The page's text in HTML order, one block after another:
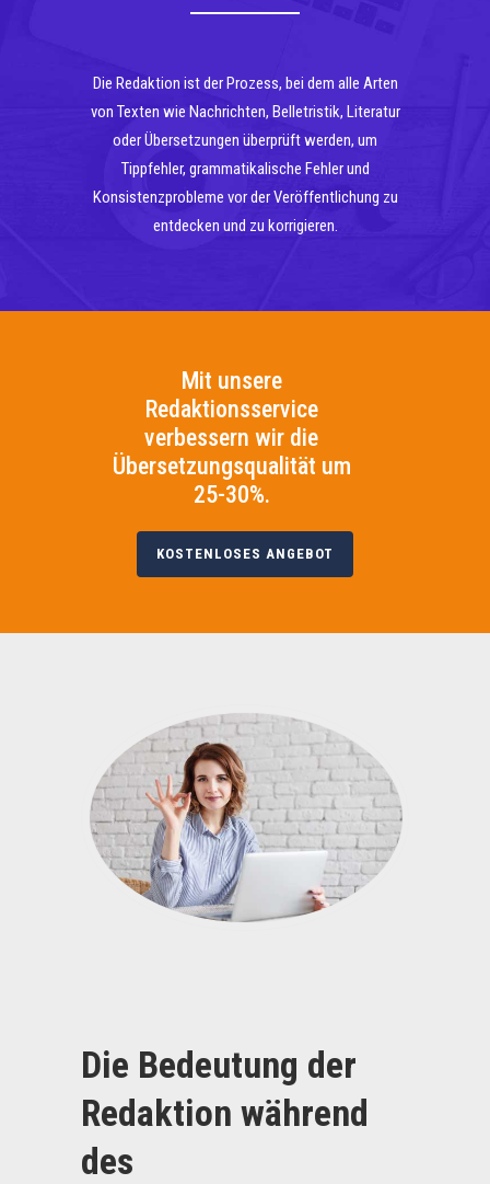
Die Redaktion ist der Prozess, bei dem alle Arten
von Texten wie Nachrichten, Belletristik, Literatur
oder Übersetzungen überprüft werden, um
Tippfehler, grammatikalische Fehler und
Konsistenzprobleme vor der Veröffentlichung zu
entdecken und zu korrigieren.
Mit unsere
Redaktionsservice
verbessern wir die
Übersetzungsqualität um
25-30%.
KOSTENLOSES ANGEBOT
Die Bedeutung der
Redaktion während
des